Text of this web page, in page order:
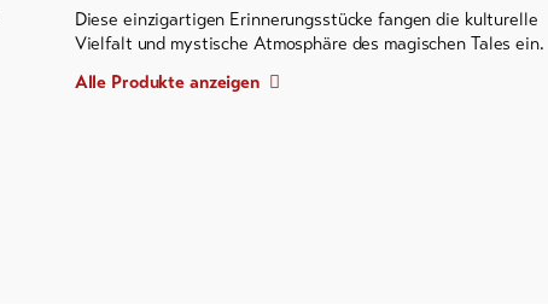
Diese einzigartigen Erinnerungsstücke fangen die kulturelle
Vielfalt und mystische Atmosphäre des magischen Tales ein.
Alle Produkte anzeigen